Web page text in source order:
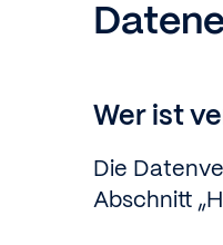
Wer ist
Die
Abschnitt